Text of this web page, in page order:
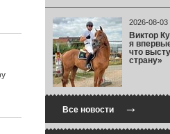
2026-08-03
Виктор
я
что
страну»
Все новости→